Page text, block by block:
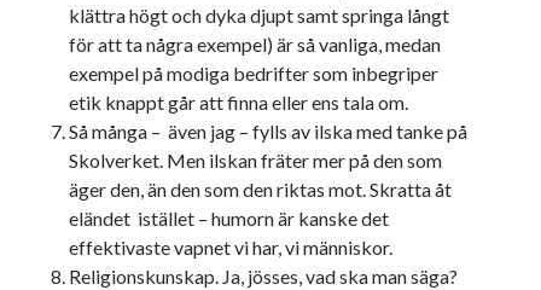
Egna länkar
Bokstävlar & AI – mitt levebröd. Gå en kurs!
Den stora bloggläsarvärvsveckan
Godisbrödet från himlen
Köttfärslimpan på allas läppar
Länkskolan
Lotten som Sommarpratare (i fantasin alltså: grupp på FB)
Vad ska du laga för mat idag? (Recept!)
klättra högt och dyka djupt samt springa långt
för att ta några exempel) är så vanliga, medan
exempel på modiga bedrifter som inbegriper
etik knappt går att finna eller ens tala om.
Så många – även jag – fylls av ilska med tanke på
Skolverket. Men ilskan fräter mer på den som
äger den, än den som den riktas mot. Skratta åt
eländet istället – humorn är kanske det
effektivaste vapnet vi har, vi människor.
Religionskunskap. Ja, jösses, vad ska man säga?